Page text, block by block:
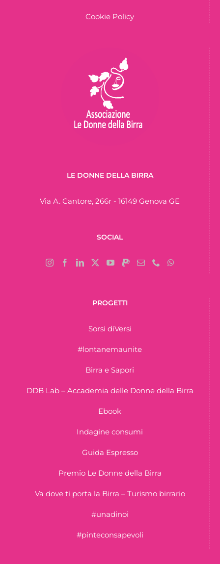
Cookie Policy
LE DONNE DELLA BIRRA
Via A. Cantore, 266r - 16149 Genova GE
SOCIAL
PROGETTI
Sorsi diVersi
#lontanemaunite
Birra e Sapori
DDB Lab – Accademia delle Donne della Birra
Ebook
Indagine consumi
Guida Espresso
Premio Le Donne della Birra
Va dove ti porta la Birra – Turismo birrario
#unadinoi
#pinteconsapevoli